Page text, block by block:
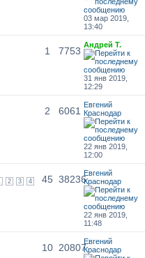
03 мар 2019,
13:40
1 7753
Андрей Т.
31 янв 2019,
12:29
2 6061
Евгений
Краснодар
22 янв 2019,
12:00
2 3 4 45 38236
Евгений
Краснодар
22 янв 2019,
11:48
10 20807
Евгений
Краснодар